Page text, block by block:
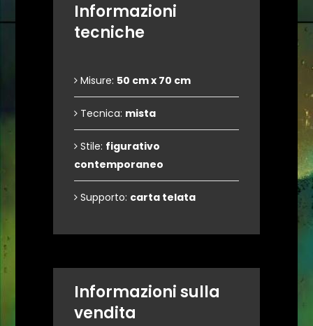
Informazioni
tecniche
Misure: 50 cm x 70 cm
Tecnica: mista
Stile: figurativo
contemporaneo
Supporto: carta telata
Informazioni sulla
vendita